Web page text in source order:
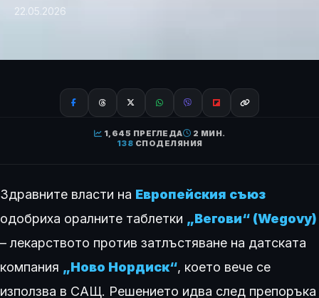
22.05.2026
1,645 ПРЕГЛЕДА
2 МИН.
138 СПОДЕЛЯНИЯ
Здравните власти на Европейския съюз
одобриха оралните таблетки „Вегови“ (Wegovy)
– лекарството против затлъстяване на датската
компания „Ново Нордиск“, което вече се
използва в САЩ. Решението идва след препоръка